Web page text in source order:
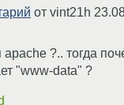
от vint21h
apache ?.. тогда
"www-data" ?